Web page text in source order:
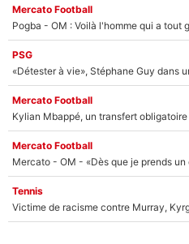
Mercato Football
Pogba - OM : Voilà l'homme qui a tout
PSG
«Détester à vie», Stéphane Guy dans
Mercato Football
Kylian Mbappé, un transfert
Mercato Football
Tennis